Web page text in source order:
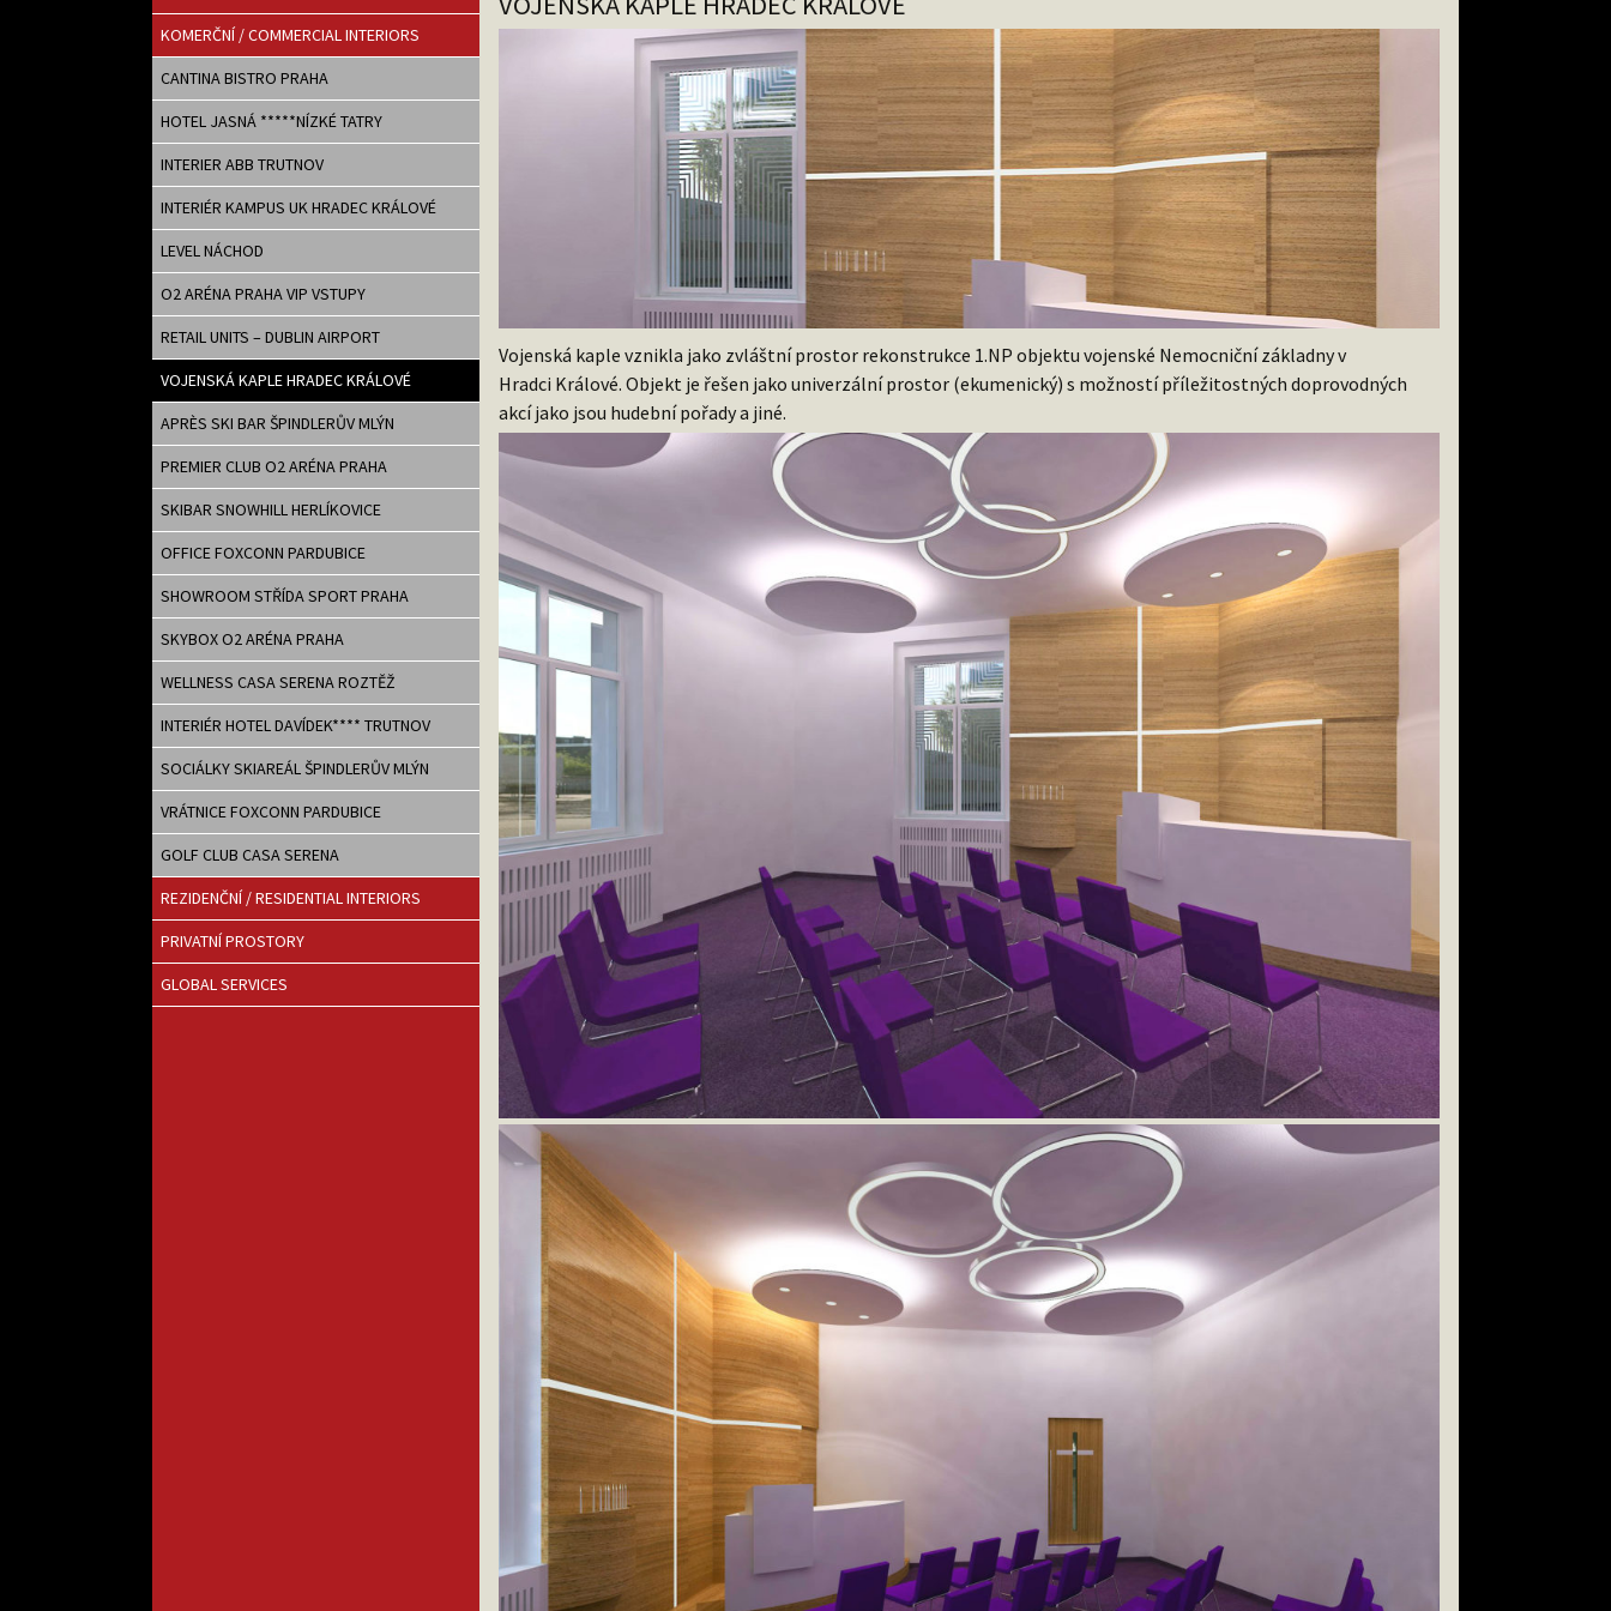
KOMERČNÍ / COMMERCIAL INTERIORS
CANTINA BISTRO PRAHA
HOTEL JASNÁ *****NÍZKÉ TATRY
INTERIER ABB TRUTNOV
INTERIÉR KAMPUS UK HRADEC KRÁLOVÉ
LEVEL NÁCHOD
O2 ARÉNA PRAHA VIP VSTUPY
RETAIL UNITS – DUBLIN AIRPORT
VOJENSKÁ KAPLE HRADEC KRÁLOVÉ
APRÈS SKI BAR ŠPINDLERŮV MLÝN
PREMIER CLUB O2 ARÉNA PRAHA
SKIBAR SNOWHILL HERLÍKOVICE
OFFICE FOXCONN PARDUBICE
SHOWROOM STŘÍDA SPORT PRAHA
SKYBOX O2 ARÉNA PRAHA
WELLNESS CASA SERENA ROZTĚŽ
INTERIÉR HOTEL DAVÍDEK**** TRUTNOV
SOCIÁLKY SKIAREÁL ŠPINDLERŮV MLÝN
VRÁTNICE FOXCONN PARDUBICE
GOLF CLUB CASA SERENA
REZIDENČNÍ / RESIDENTIAL INTERIORS
PRIVATNÍ PROSTORY
GLOBAL SERVICES
Vojenská kaple vznikla jako zvláštní prostor rekonstrukce 1.NP objektu vojenské Nemocniční základny v
Hradci Králové. Objekt je řešen jako univerzální prostor (ekumenický) s možností příležitostných doprovodných
akcí jako jsou hudební pořady a jiné.